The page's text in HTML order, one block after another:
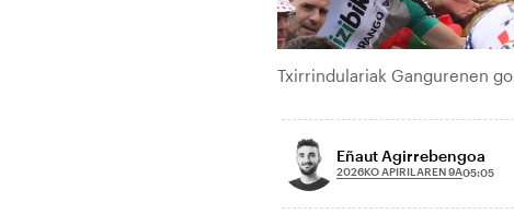
Txirrindulariak Gangurenen
Eñaut Agirrebengoa
2026KO APIRILAREN 9A05:05